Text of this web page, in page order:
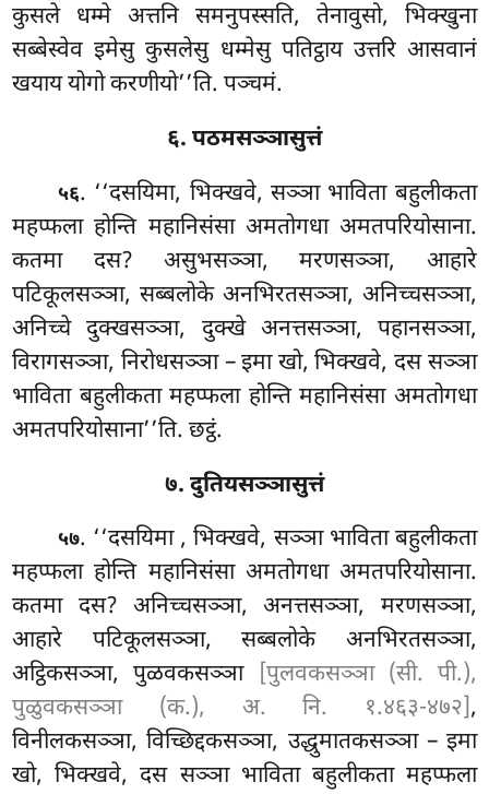
कुसले धम्मे अत्तनि समनुपस्सति, तेनावुसो, भिक्खुना
सब्बेस्वेव इमेसु कुसलेसु धम्मेसु पतिट्ठाय उत्तरि आसवानं
खयाय योगो करणीयो’’ति. पञ्चमं.
६. पठमसञ्ञासुत्तं
५६. ‘‘दसयिमा, भिक्खवे, सञ्ञा भाविता बहुलीकता
महप्फला होन्ति महानिसंसा अमतोगधा अमतपरियोसाना.
कतमा दस? असुभसञ्ञा, मरणसञ्ञा, आहारे
पटिकूलसञ्ञा, सब्बलोके अनभिरतसञ्ञा, अनिच्चसञ्ञा,
अनिच्चे दुक्खसञ्ञा, दुक्खे अनत्तसञ्ञा, पहानसञ्ञा,
विरागसञ्ञा, निरोधसञ्ञा – इमा खो, भिक्खवे, दस सञ्ञा
भाविता बहुलीकता महप्फला होन्ति महानिसंसा अमतोगधा
अमतपरियोसाना’’ति. छट्ठं.
७. दुतियसञ्ञासुत्तं
५७. ‘‘दसयिमा , भिक्खवे, सञ्ञा भाविता बहुलीकता
महप्फला होन्ति महानिसंसा अमतोगधा अमतपरियोसाना.
कतमा दस? अनिच्चसञ्ञा, अनत्तसञ्ञा, मरणसञ्ञा,
आहारे पटिकूलसञ्ञा, सब्बलोके अनभिरतसञ्ञा,
अट्ठिकसञ्ञा, पुळवकसञ्ञा
[पुलवकसञ्ञा (सी. पी.),
पुळुवकसञ्ञा (क.), अ. नि. १.४६३-४७२],
विनीलकसञ्ञा, विच्छिद्दकसञ्ञा, उद्धुमातकसञ्ञा – इमा
खो, भिक्खवे, दस सञ्ञा भाविता बहुलीकता महप्फला